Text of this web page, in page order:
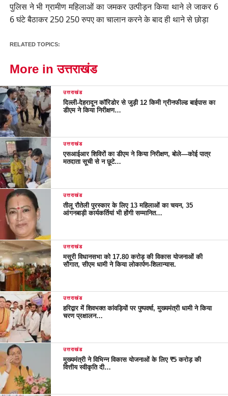
पुलिस ने भी ग्रामीण महिलाओं का जमकर उत्पीड़न किया थाने ले जाकर 6
6 घंटे बैठाकर 250 250 रुपए का चालान करने के बाद ही थाने से छोड़ा
RELATED TOPICS:
More in उत्तराखंड
उत्तराखंड
दिल्ली-देहरादून कॉरिडोर से जुड़ी 12 किमी ग्रीनफील्ड बाईपास का
डीएम ने किया निरीक्षण…
उत्तराखंड
एसआईआर शिविरों का डीएम ने किया निरीक्षण, बोले—कोई पात्र
मतदाता सूची से न छूटे…
उत्तराखंड
तीलू रौतेली पुरस्कार के लिए 13 महिलाओं का चयन, 35
आंगनबाड़ी कार्यकर्तियां भी होंगी सम्मानित…
उत्तराखंड
मसूरी विधानसभा को 17.80 करोड़ की विकास योजनाओं की
सौगात, सीएम धामी ने किया लोकार्पण-शिलान्यास.
उत्तराखंड
हरिद्वार में शिवभक्त कांवड़ियों पर पुष्पवर्षा, मुख्यमंत्री धामी ने किया
चरण प्रक्षालन…
उत्तराखंड
मुख्यमंत्री ने विभिन्न विकास योजनाओं के लिए ₹5 करोड़ की
वित्तीय स्वीकृति दी…